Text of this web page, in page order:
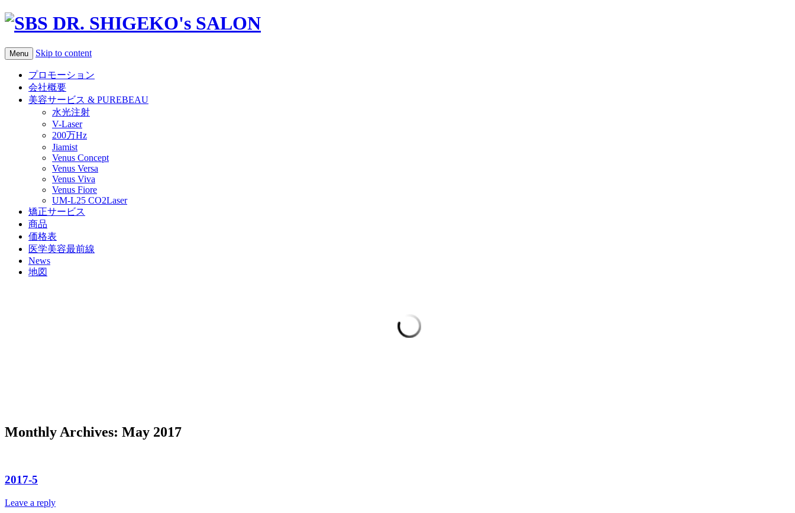
Menu Skip to content
プロモーション
会社概要
美容サービス & PUREBEAU
水光注射
V-Laser
200万Hz
Jiamist
Venus Concept
Venus Versa
Venus Viva
Venus Fiore
UM-L25 CO2Laser
矯正サービス
商品
価格表
医学美容最前線
News
地図
Monthly Archives: May 2017
2017-5
Leave a reply